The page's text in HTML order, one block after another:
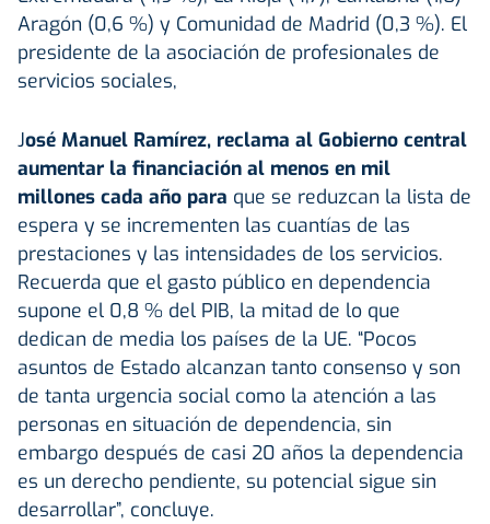
Aragón (0,6 %) y Comunidad de Madrid (0,3 %). El
presidente de la asociación de profesionales de
servicios sociales,
José Manuel Ramírez, reclama al Gobierno central
aumentar la financiación al menos en mil
millones cada año para que se reduzcan la lista de
espera y se incrementen las cuantías de las
prestaciones y las intensidades de los servicios.
Recuerda que el gasto público en dependencia
supone el 0,8 % del PIB, la mitad de lo que
dedican de media los países de la UE. “Pocos
asuntos de Estado alcanzan tanto consenso y son
de tanta urgencia social como la atención a las
personas en situación de dependencia, sin
embargo después de casi 20 años la dependencia
es un derecho pendiente, su potencial sigue sin
desarrollar”, concluye.